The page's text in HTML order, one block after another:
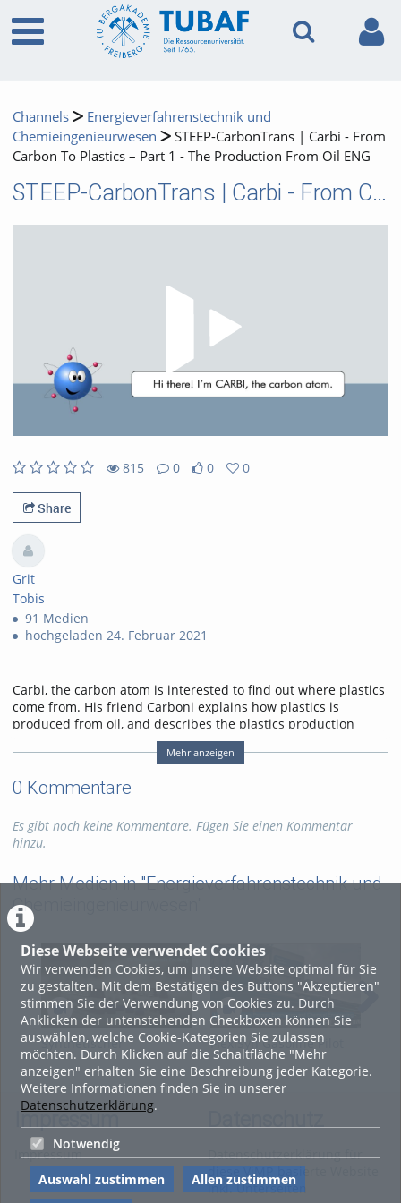
Diese Webseite verwendet Cookies
Wir verwenden Cookies, um unsere Website optimal für Sie
zu gestalten. Mit dem Bestätigen des Buttons "Akzeptieren"
stimmen Sie der Verwendung von Cookies zu. Durch
Anklicken der untenstehenden Checkboxen können Sie
auswählen, welche Cookie-Kategorien Sie zulassen
möchten. Durch Klicken auf die Schaltfläche "Mehr
anzeigen" erhalten Sie eine Beschreibung jeder Kategorie.
Weitere Informationen finden Sie in unserer
Datenschutzerklärung.
Notwendig
Auswahl zustimmen Allen zustimmen
Channels
Energieverfahrenstechnik und
Chemieingenieurwesen
STEEP-CarbonTrans | Carbi - From
Carbon To Plastics – Part 1 - The Production From Oil ENG
STEEP-CarbonTrans | Carbi - From Carbon To Plastics – Part 1 - The Production From Oil ENG
815
0
0
0
Share
Grit
Tobis
91 Medien
hochgeladen 24. Februar 2021
Carbi, the carbon atom is interested to find out where plastics
come from. His friend Carboni explains how plastics is
produced from oil, and describes the plastics production
process using the example of constructing a Lego house.
plastics
carboni
Kategorien: Marketing,Filme,
Neues
Mehr anzeigen
0 Kommentare
Es gibt noch keine Kommentare. Fügen Sie einen Kommentar
hinzu.
Mehr Medien in "Energieverfahrenstechnik und
Chemieingenieurwesen"
Synthetischer
Ottokraftstoff | TU
Freiberg x CAC
Engineering |
Sächsischer
Transferpreis 2025
FlexiSyn Gasoline Pilot
Plant
Impressum
Impressum
Datenschutzerklärung für
diese ViMP-basierte Website
inkl. Unterseiten